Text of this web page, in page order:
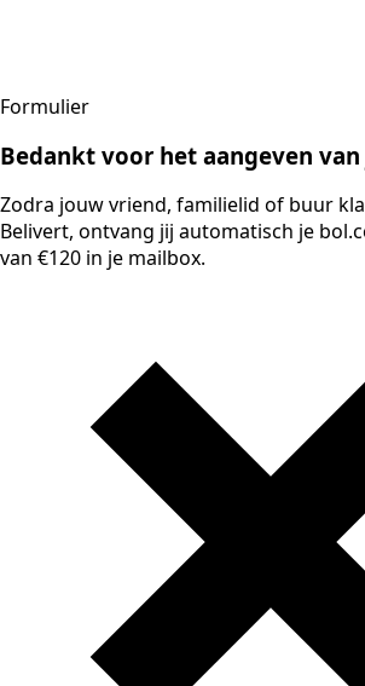
Formulier
Bedankt voor het aangeven
Zodra jouw vriend, familielid of buur
Belivert, ontvang jij automatisch je
van €120 in je mailbox.